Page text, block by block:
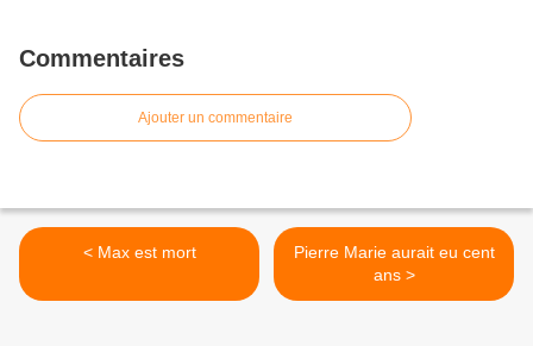
Commentaires
Ajouter un commentaire
< Max est mort
Pierre Marie aurait eu cent
ans >